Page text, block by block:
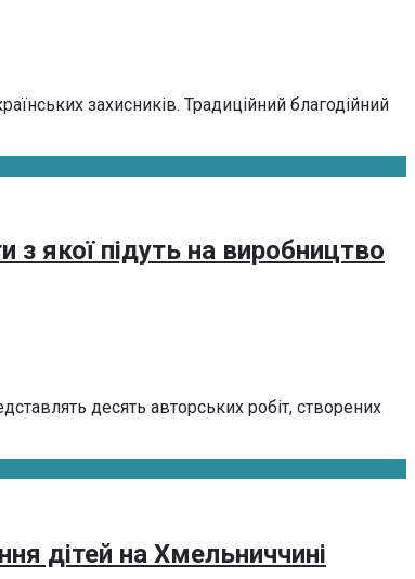
захисників. Традиційний благодійний
якої підуть на виробництво
десять авторських робіт, створених
дітей на Хмельниччині